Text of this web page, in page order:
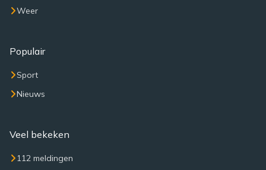
Weer
Populair
Sport
Nieuws
Veel bekeken
112 meldingen